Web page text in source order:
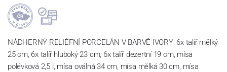
NÁDHERNÝ RELIÉFNÍ PORCELÁN V BARVĚ IVORY: 6x talíř mělký
25 cm, 6x talíř hluboký 23 cm, 6x talíř dezertní 19 cm, mísa
polévková 2,5 l, mísa oválná 34 cm, mísa mělká 30 cm, mísa